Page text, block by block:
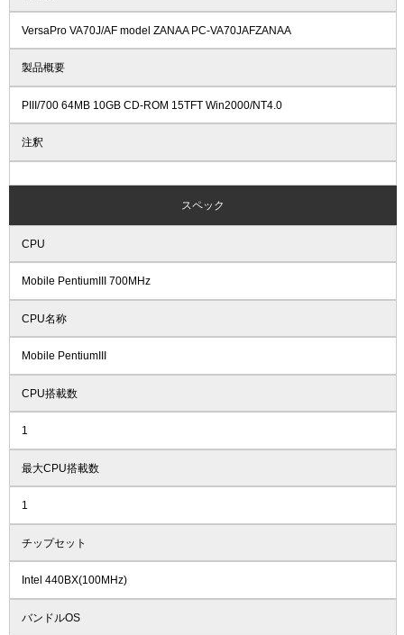
VersaPro VA70J/AF model ZANAA PC-VA70JAFZANAA
製品概要
PIII/700 64MB 10GB CD-ROM 15TFT Win2000/NT4.0
注釈
スペック
CPU
Mobile PentiumIII 700MHz
CPU名称
Mobile PentiumIII
CPU搭載数
1
最大CPU搭載数
1
チップセット
Intel 440BX(100MHz)
バンドルOS